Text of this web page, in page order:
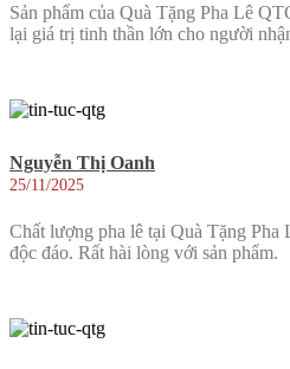
Sản phẩm của Quà Tặng Pha Lê
lại giá trị tinh thần lớn cho người
Nguyễn Thị Oanh
25/11/2025
Chất lượng pha lê tại Quà Tặng Pha
độc đáo. Rất hài lòng với sản phẩm.